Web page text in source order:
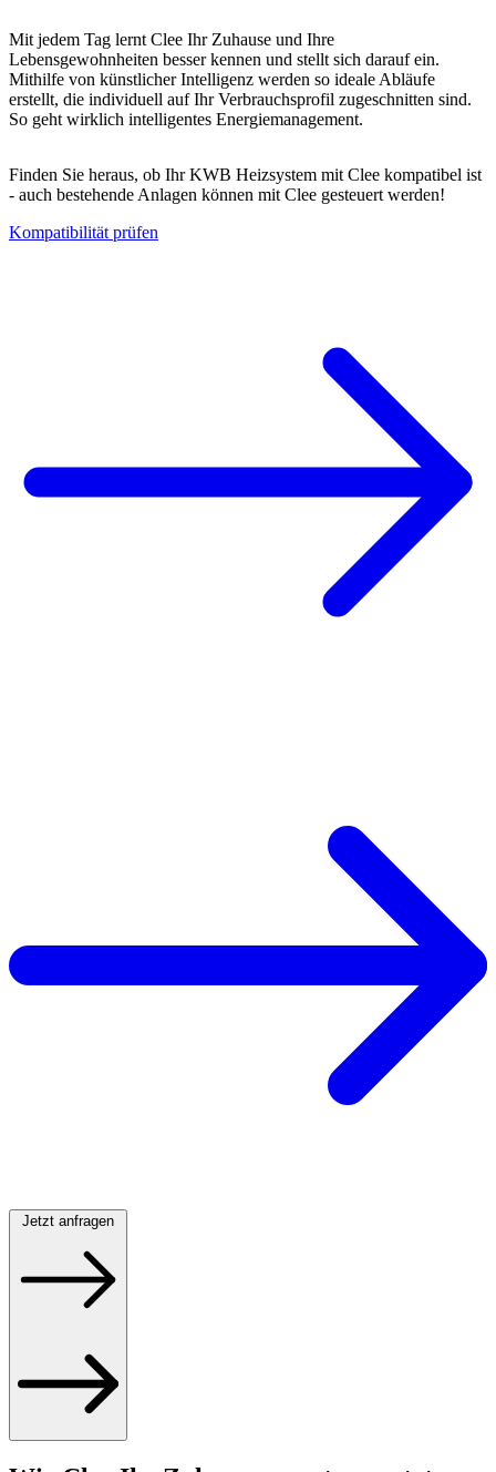
Mit jedem Tag lernt Clee Ihr Zuhause und Ihre
Lebensgewohnheiten besser kennen und stellt sich darauf ein.
Mithilfe von künstlicher Intelligenz werden so ideale Abläufe
erstellt, die individuell auf Ihr Verbrauchsprofil zugeschnitten sind.
So geht wirklich intelligentes Energiemanagement.
Finden Sie heraus, ob Ihr KWB Heizsystem mit Clee kompatibel ist
- auch bestehende Anlagen können mit Clee gesteuert werden!
Kompatibilität prüfen
Jetzt anfragen